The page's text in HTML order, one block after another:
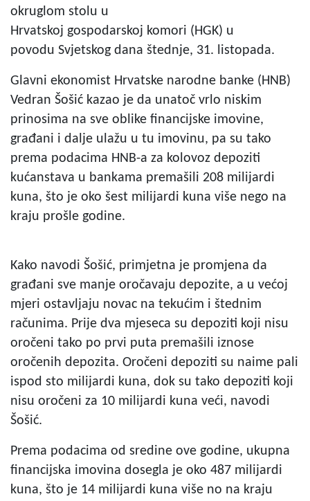
okruglom stolu u
Hrvatskoj gospodarskoj komori (HGK) u
povodu Svjetskog dana štednje, 31. listopada.
Glavni ekonomist Hrvatske narodne banke (HNB)
Vedran Šošić kazao je da unatoč vrlo niskim
prinosima na sve oblike financijske imovine,
građani i dalje ulažu u tu imovinu, pa su tako
prema podacima HNB-a za kolovoz depoziti
kućanstava u bankama premašili 208 milijardi
kuna, što je oko šest milijardi kuna više nego na
kraju prošle godine.
Kako navodi Šošić, primjetna je promjena da
građani sve manje oročavaju depozite, a u većoj
mjeri ostavljaju novac na tekućim i štednim
računima. Prije dva mjeseca su depoziti koji nisu
oročeni tako po prvi puta premašili iznose
oročenih depozita. Oročeni depoziti su naime pali
ispod sto milijardi kuna, dok su tako depoziti koji
nisu oročeni za 10 milijardi kuna veći, navodi
Šošić.
Prema podacima od sredine ove godine, ukupna
financijska imovina dosegla je oko 487 milijardi
kuna, što je 14 milijardi kuna više no na kraju